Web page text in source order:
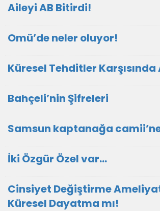
Aileyi AB Bitirdi!
Omü’de neler oluyor!
Küresel Tehditler Karşısında
Bahçeli’nin Şifreleri
Samsun kaptanağa
İki Özgür Özel var…
Cinsiyet Değiştirme
Küresel Dayatma mı!